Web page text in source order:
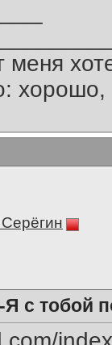
меня
с тобой